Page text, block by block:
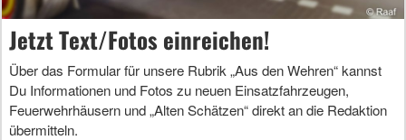
Jetzt Text/Fotos einreichen!
Über das Formular für unsere Rubrik „Aus den Wehren“ kannst
Du Informationen und Fotos zu neuen Einsatzfahrzeugen,
Feuerwehrhäusern und „Alten Schätzen“ direkt an die Redaktion
übermitteln.